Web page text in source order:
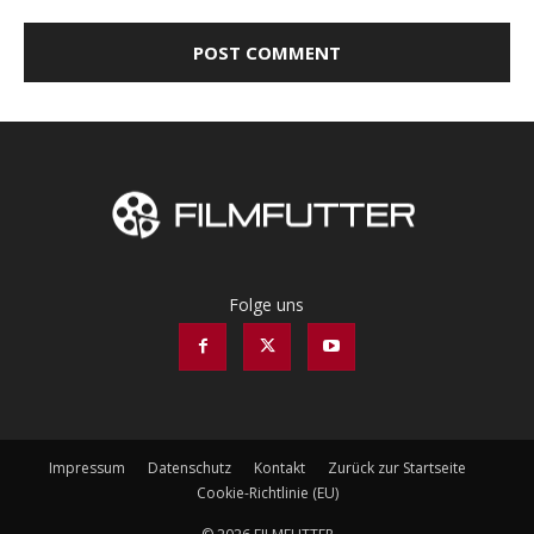
Folge uns
Impressum Datenschutz Kontakt
Zurück zur Startseite
Cookie-Richtlinie (EU)